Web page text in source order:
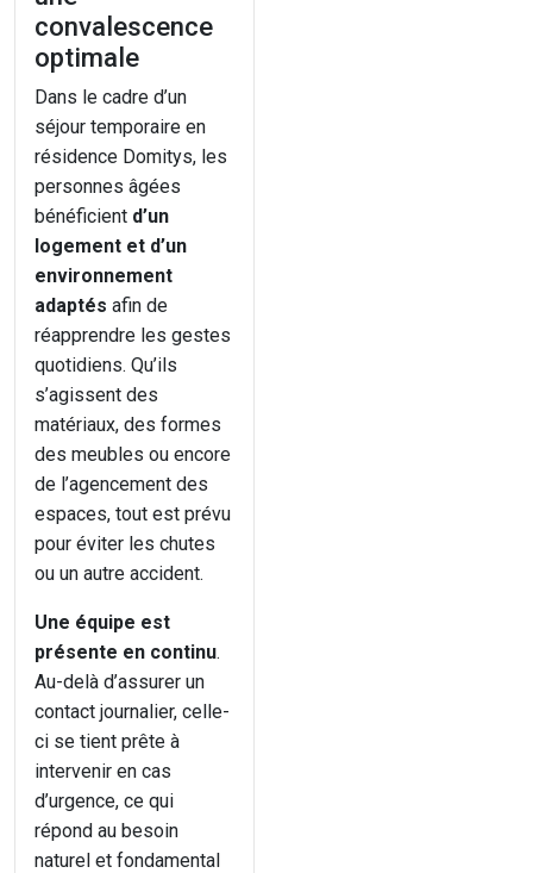
convalescence
optimale
Dans le cadre d’un
séjour temporaire en
résidence Domitys, les
personnes âgées
bénéficient d’un
logement et d’un
environnement
adaptés afin de
réapprendre les gestes
quotidiens. Qu’ils
s’agissent des
matériaux, des formes
des meubles ou encore
de l’agencement des
espaces, tout est prévu
pour éviter les chutes
ou un autre accident.
Une équipe est
présente en continu.
Au-delà d’assurer un
contact journalier, celle-
ci se tient prête à
intervenir en cas
d’urgence, ce qui
répond au besoin
naturel et fondamental